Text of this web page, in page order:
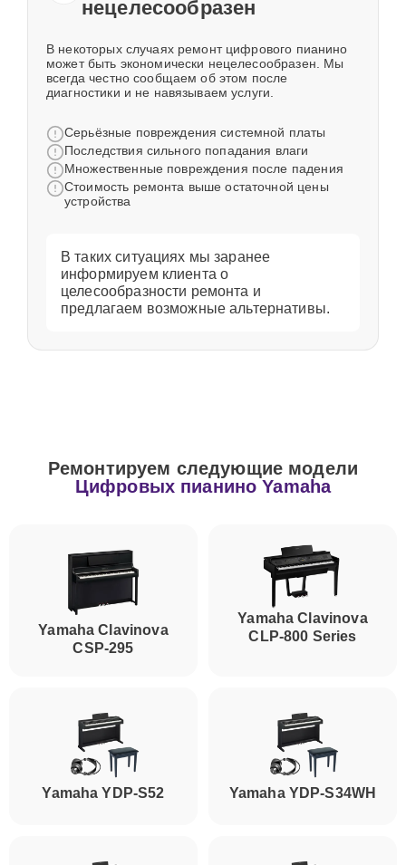
нецелесообразен
В некоторых случаях ремонт цифрового пианино
может быть экономически нецелесообразен. Мы
всегда честно сообщаем об этом после
диагностики и не навязываем услуги.
Серьёзные повреждения системной платы
Последствия сильного попадания влаги
Множественные повреждения после падения
Стоимость ремонта выше остаточной цены
устройства
В таких ситуациях мы заранее
информируем клиента о
целесообразности ремонта и
предлагаем возможные альтернативы.
Ремонтируем следующие модели
Цифровых пианино Yamaha
Yamaha Clavinova
CSP-295
Yamaha Clavinova
CLP-800 Series
Yamaha YDP-S52 Yamaha YDP-S34WH